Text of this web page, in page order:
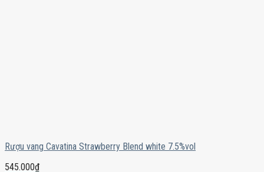
Rượu vang Cavatina Strawberry Blend white 7.5%vol
545.000₫